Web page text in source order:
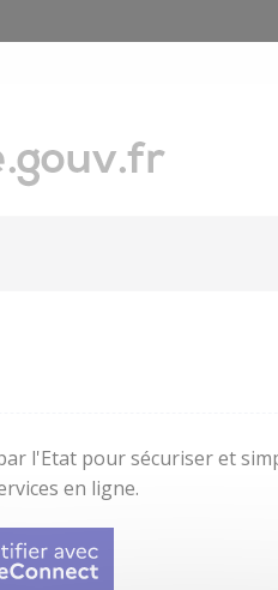
l'Etat pour sécuriser et
en ligne.